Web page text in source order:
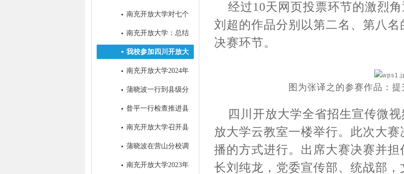
历继续教育退役士兵招生宣传专
南充开放大学对七个
县级分校开展“达标工程”实地验
收评估工作
南充开放大学：总结
去年系统工作 擂响今年春招战
我校参加四川开放大
学举办的全省招生宣传微视频大
南充开放大学2024年
蒲晓波一行到县级分
校检查指导“达标工程”和教务工
昝平一行检查推进县
级分校“达标工程”暨教务工作
南充开放大学召开县
级分校达标工程初审通报会 ​
蒲晓波在营山分校调
研推进秋招工作
南充开放大学2023年
经过10天网页投票环节的激烈角
刘超的作品分别以第二名、第八
决赛环节。
图为张译之的参赛作品：
四川开放大学全省招生宣传微视
放大学云教室一楼举行。此次大
播的方式进行。出席大赛决赛并
长刘纯龙，党委宣传部、统战部，